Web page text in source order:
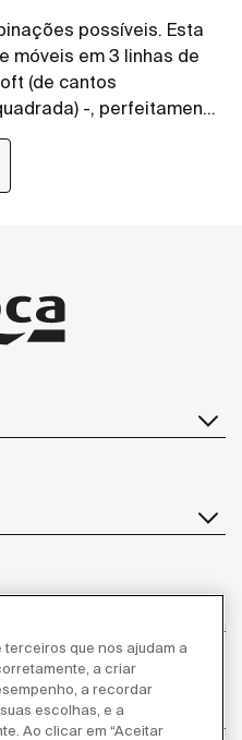
possíveis. Esta
móveis em 3 linhas de
(de cantos
-, perfeitamente
dar vida aos espaços
que nos ajudam a
a criar
a recordar
escolhas, e a
Ao clicar em “Aceitar